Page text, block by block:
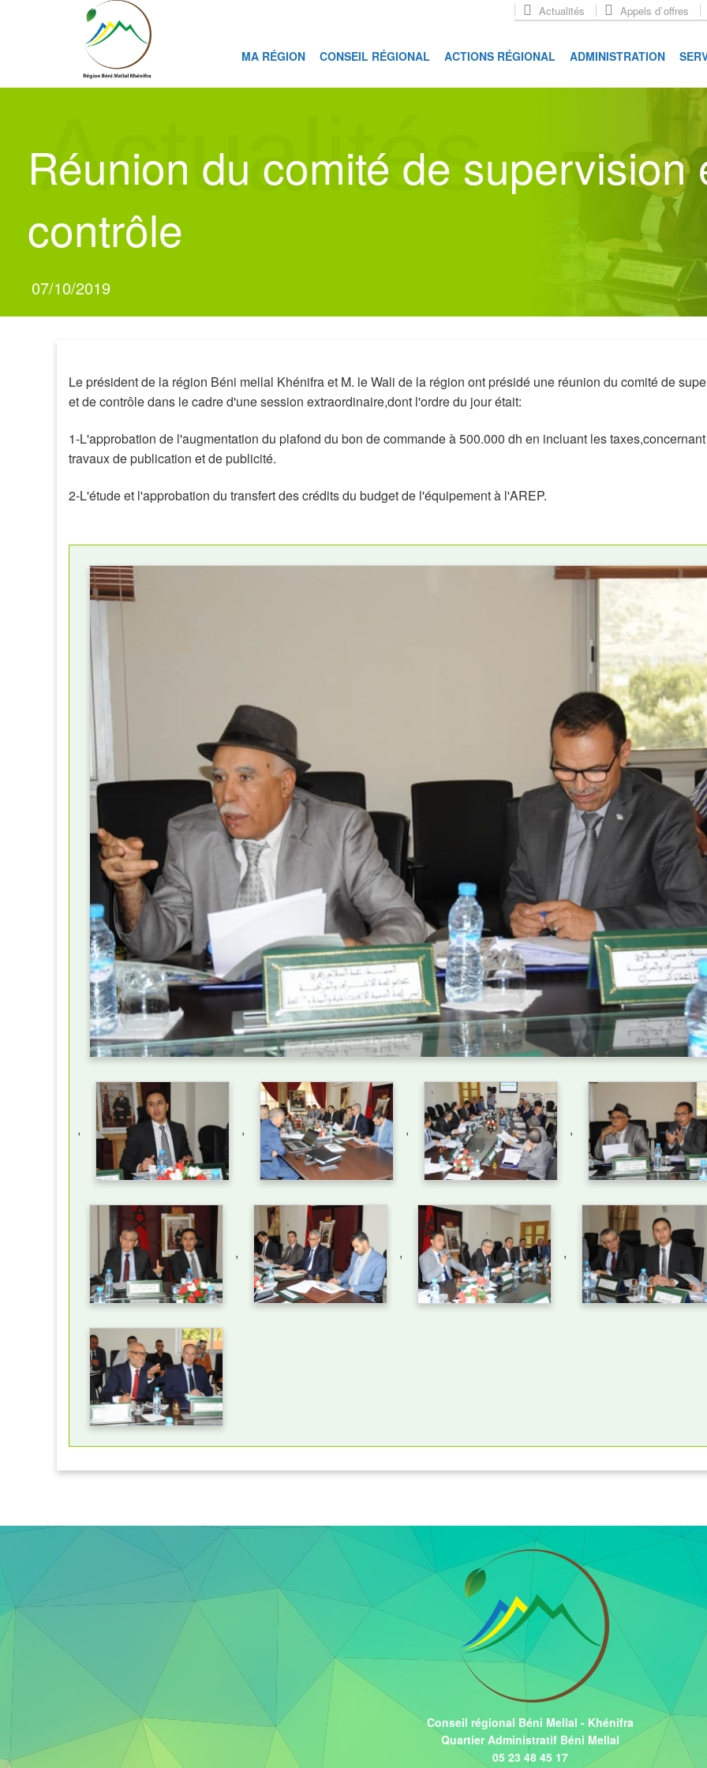
Actualités Appels d`offres
MA RÉGION CONSEIL RÉGIONAL ACTIONS RÉGIONAL ADMINISTRATION
Actualités
Réunion du comité de supervision
contrôle
07/10/2019
Le président de la région Béni mellal Khénifra et M. le Wali de la région ont présidé une réunion du comité de
et de contrôle dans le cadre d'une session extraordinaire,dont l'ordre du jour était:
1-L'approbation de l'augmentation du plafond du bon de commande à 500.000 dh en incluant les
travaux de publication et de publicité.
2-L'étude et l'approbation du transfert des crédits du budget de l'équipement à l'AREP.
, , , ,
, , ,
Conseil régional Béni Mellal - Khénifra
Quartier Administratif Béni Mellal
05 23 48 45 17